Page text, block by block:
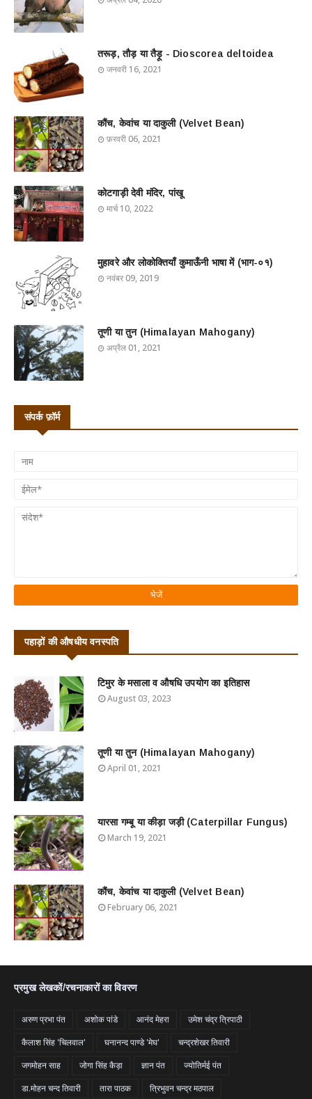
तरूड़, तौड़ या तैड़ू - Dioscorea deltoidea
जनवरी 16, 2021
कौंच, केवांच या दाकुली (Velvet Bean)
फ़रवरी 06, 2021
कोटगाड़ी देवी मंदिर, पांखू
मार्च 10, 2022
मुहावरे और लोकोक्तियाँ कुमाऊँनी भाषा में (भाग-०१)
नवंबर 09, 2019
तूणी या तुन (Himalayan Mahogany)
अप्रैल 01, 2021
संपर्क फ़ॉर्म
पहाड़ों की औषधीय वनस्पति
टिमुर के मसाला व औषधि उपयोग का इतिहास
August 03, 2023
तूणी या तुन (Himalayan Mahogany)
April 01, 2021
यारसा गम्बू या कीड़ा जड़ी (Caterpillar Fungus)
March 19, 2021
कौंच, केवांच या दाकुली (Velvet Bean)
February 06, 2021
प्रमुख लेखकों/रचनाकारों का विवरण
अरुण प्रभा पंत अशोक पांडे आनंद मेहरा
उमेश चंद्र त्रिपाठी
कैलाश सिंह 'चिलवाल'
घनानन्द पाण्डे 'मेघ'
चन्द्रशेखर तिवारी
जगमोहन साह
जोगा सिंह कैड़ा ज्ञान पंत
ज्योतिर्मई पंत
डा.मोहन चन्द तिवारी
तारा पाठक
त्रिभुवन चन्द्र मठपाल